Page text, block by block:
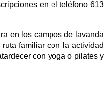
en el teléfono 613
en los campos de lavanda
familiar con la actividad
con yoga o pilates y